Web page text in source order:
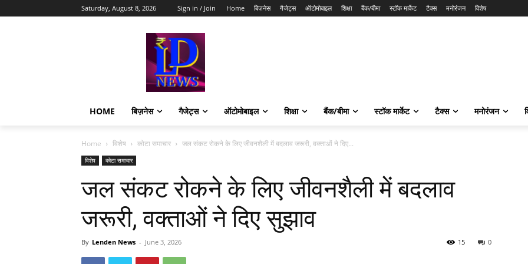
Saturday, August 8, 2026 Sign in / Join Home बिज़नेस गैजेट्स ऑटोमोबाइल शिक्षा बैंक/बीमा स्टॉक मार्केट टैक्स मनोरंजन विशेष
HOME बिज़नेस गैजेट्स ऑटोमोबाइल शिक्षा बैंक/बीमा स्टॉक मार्केट टैक्स मनोरंजन
Home विशेष कोटा समाचार जल संकट रोकने के लिए जीवनशैली में बदलाव जरूरी, वक्ताओं ने दिए...
विशेष कोटा समाचार
जल संकट रोकने के लिए जीवनशैली में बदलाव
जरूरी, वक्ताओं ने दिए सुझाव
By Lenden News - June 3, 2026 0
15